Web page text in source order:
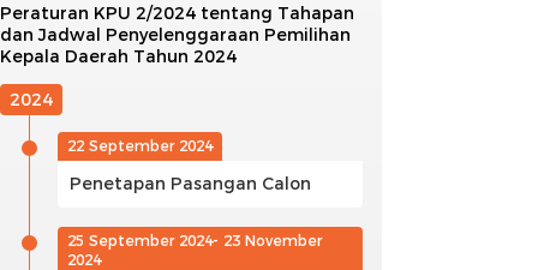
Peraturan KPU 2/2024 tentang Tahapan
dan Jadwal Penyelenggaraan Pemilihan
Kepala Daerah Tahun 2024
2024
22 September 2024
Penetapan Pasangan Calon
25 September 2024- 23 November
2024